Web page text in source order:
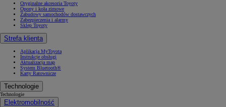
Oryginalne akcesoria Toyoty
Opony i koła zimowe
Zabudowy samochodów dostawczych
Zabezpieczenia i alarmy
Sklep Toyoty
Strefa klienta
Aplikacja MyToyota
Instrukcje obsługi
Aktualizacja map
System Bluetooth®
Karty Ratownicze
Technologie
Technologie
Elektromobilność